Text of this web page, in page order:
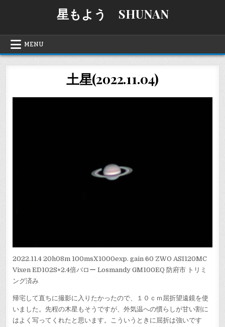
星もよう SHUNAN
MENU
土星(2022.11.04)
2022.11.4 20h08m 100msX1000exp. gain 60 ZWO ASI120MC
Vixen ED102S+2.4倍バロー Losmandy GM100EQ 防府市 トリミ
ング済み
帰宅して直ちに撮影に入りたかったので、１０ｃｍ屈折望遠鏡を使
いました。先程の木星もそうですが、外気温への慣らしが甘い割に
はよく写ってくれたと思います。こういうときに屈折は強いです